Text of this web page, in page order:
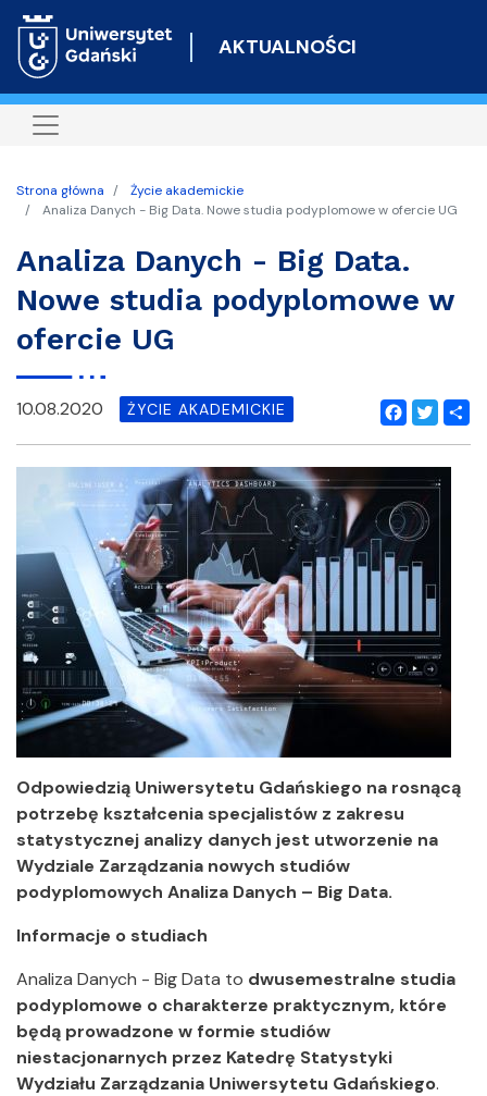
do
AKTUALNOŚCI
Strona główna
Życie akademickie
Analiza Danych - Big Data. Nowe studia podyplomowe w ofercie UG
Analiza Danych - Big Data.
Nowe studia podyplomowe w
ofercie UG
Facebook
Twitter
10.08.2020 ŻYCIE AKADEMICKIE
Odpowiedzią Uniwersytetu Gdańskiego na rosnącą
potrzebę kształcenia specjalistów z zakresu
statystycznej analizy danych jest utworzenie na
Wydziale Zarządzania nowych studiów
podyplomowych Analiza Danych – Big Data.
Informacje o studiach
Analiza Danych - Big Data to dwusemestralne studia
podyplomowe o charakterze praktycznym, które
będą prowadzone w formie studiów
niestacjonarnych przez Katedrę Statystyki
Wydziału Zarządzania Uniwersytetu Gdańskiego.